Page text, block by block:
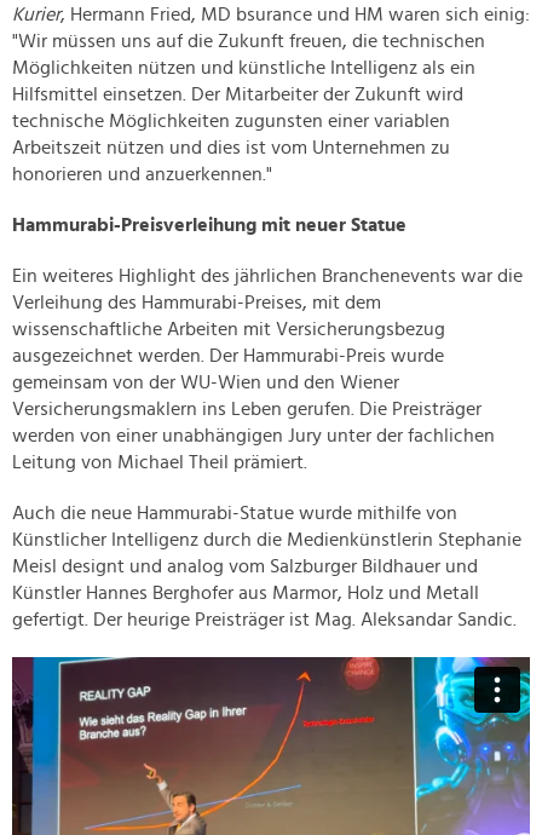
Kurier, Hermann Fried, MD bsurance und HM waren sich einig:
"Wir müssen uns auf die Zukunft freuen, die technischen
Möglichkeiten nützen und künstliche Intelligenz als ein
Hilfsmittel einsetzen. Der Mitarbeiter der Zukunft wird
technische Möglichkeiten zugunsten einer variablen
Arbeitszeit nützen und dies ist vom Unternehmen zu
honorieren und anzuerkennen."
Hammurabi-Preisverleihung mit neuer Statue
Ein weiteres Highlight des jährlichen Branchenevents war die
Verleihung des Hammurabi-Preises, mit dem
wissenschaftliche Arbeiten mit Versicherungsbezug
ausgezeichnet werden. Der Hammurabi-Preis wurde
gemeinsam von der WU-Wien und den Wiener
Versicherungsmaklern ins Leben gerufen. Die Preisträger
werden von einer unabhängigen Jury unter der fachlichen
Leitung von Michael Theil prämiert.
Auch die neue Hammurabi-Statue wurde mithilfe von
Künstlicher Intelligenz durch die Medienkünstlerin Stephanie
Meisl designt und analog vom Salzburger Bildhauer und
Künstler Hannes Berghofer aus Marmor, Holz und Metall
gefertigt. Der heurige Preisträger ist Mag. Aleksandar Sandic.